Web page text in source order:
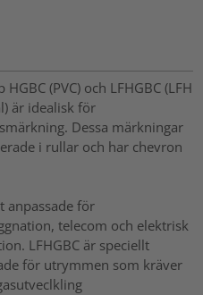
HGBC (PVC) och LFHGBC (LFH
är idealisk för
Dessa märkningar
i rullar och har chevron
anpassade för
telecom och elektrisk
LFHGBC är speciellt
för utrymmen som kräver